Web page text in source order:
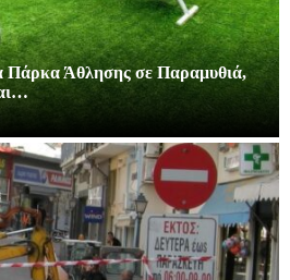
Πάρκα Άθλησης σε Παραμυθιά,